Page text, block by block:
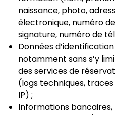
naissance, photo,
électronique, numéro
signature, numéro de
Données
notamment sans s’y
des services de
(logs techniques,
IP) ;
Informations